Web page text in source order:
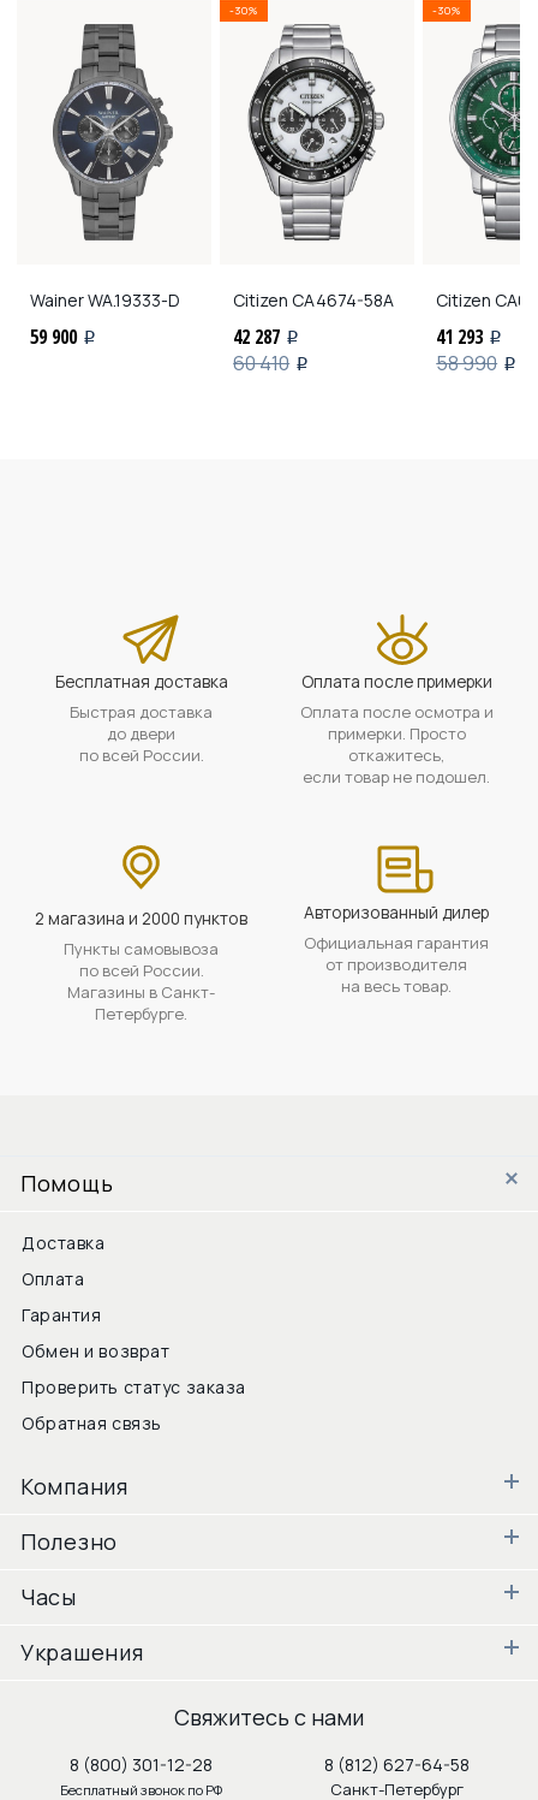
WainerWA.19333-D
59 900 i
-30%
Citizen CA4674-58A
42 287 i
60 410 i
-30%
Citizen
41 293 i
58 990 i
Бесплатная доставка
Быстрая доставка
до двери
по всей России.
Оплата после примерки
Оплата после осмотра и
примерки. Просто
откажитесь,
если товар не подошел.
2 магазина и 2000 пунктов
Пункты самовывоза
по всей России.
Магазины в Санкт-
Петербурге.
Авторизованный дилер
Официальная гарантия
от производителя
на весь товар.
Помощь
Доставка
Оплата
Гарантия
Обмен и возврат
Проверить статус заказа
Обратная связь
Компания
Полезно
Часы
Украшения
Свяжитесь с нами
8 (800) 301-12-28
Бесплатный звонок по РФ
8 (812) 627-64-58
Санкт-Петербург